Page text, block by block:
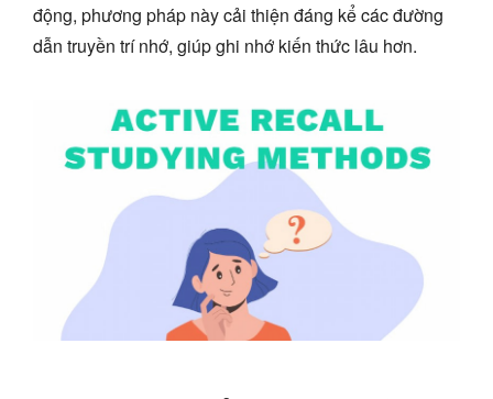
động, phương pháp này cải thiện đáng kể các đường
dẫn truyền trí nhớ, giúp ghi nhớ kiến thức lâu hơn.